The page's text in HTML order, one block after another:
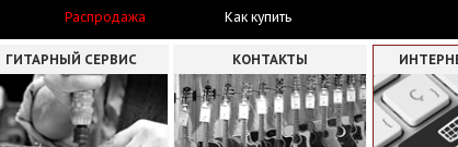
Распродажа Как купить
ГИТАРНЫЙ СЕРВИС КОНТАКТЫ